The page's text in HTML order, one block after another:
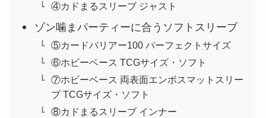
④カドまるスリーブ ジャスト
ゾン噛まパーティーに合うソフトスリーブ
⑤カードバリアー100 パーフェクトサイズ
⑥ホビーベース TCGサイズ・ソフト
⑦ホビーベース 両表面エンボスマットスリー
ブ TCGサイズ・ソフト
⑧カドまるスリーブ インナー